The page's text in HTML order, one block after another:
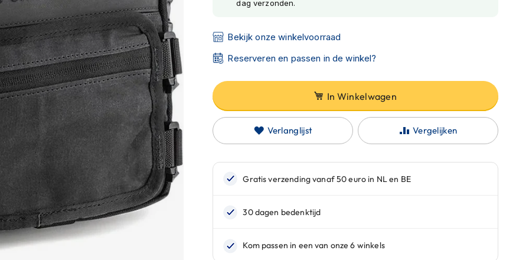
dag verzonden.
Bekijk onze winkelvoorraad
Reserveren en passen in de winkel?
In Winkelwagen
Verlanglijst Vergelijken